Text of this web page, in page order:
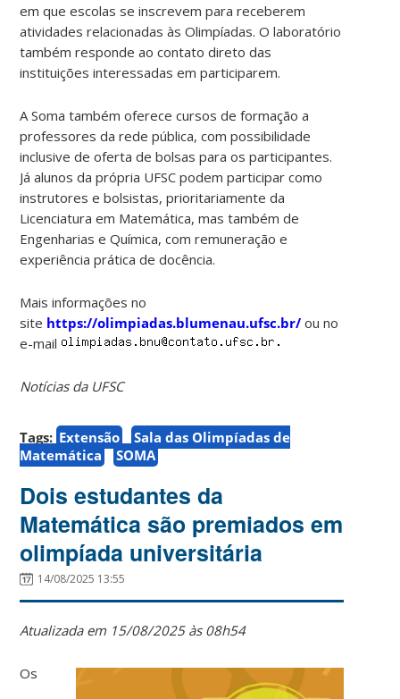
em que escolas se inscrevem para receberem
atividades relacionadas às Olimpíadas. O laboratório
também responde ao contato direto das
instituições interessadas em participarem.
A Soma também oferece cursos de formação a
professores da rede pública, com possibilidade
inclusive de oferta de bolsas para os participantes.
Já alunos da própria UFSC podem participar como
instrutores e bolsistas, prioritariamente da
Licenciatura em Matemática, mas também de
Engenharias e Química, com remuneração e
experiência prática de docência.
Mais informações no
site https://olimpiadas.blumenau.ufsc.br/ ou no
e-mail
Notícias da UFSC
Tags: Extensão
Sala das Olimpíadas de
Matemática
SOMA
Dois estudantes da
Matemática são premiados em
olimpíada universitária
14/08/2025 13:55
Atualizada em 15/08/2025 às 08h54
Os